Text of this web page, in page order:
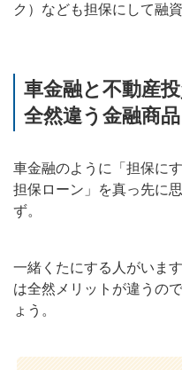
ク）なども担保にして融
車金融と不動産
全然違う金融商品
車金融のように「担保に
担保ローン」を真っ先に
ず。
一緒くたにする人がいま
は全然メリットが違うの
ょう。